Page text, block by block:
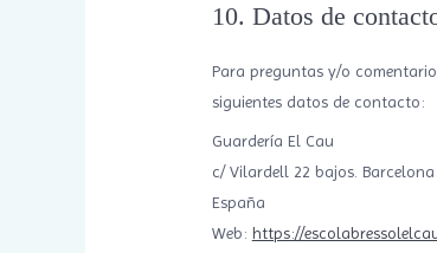
10. Datos de
Para preguntas y/o
siguientes datos de contacto:
Guardería El Cau
c/ Vilardell 22 bajos. Barcelona
España
Web: https://